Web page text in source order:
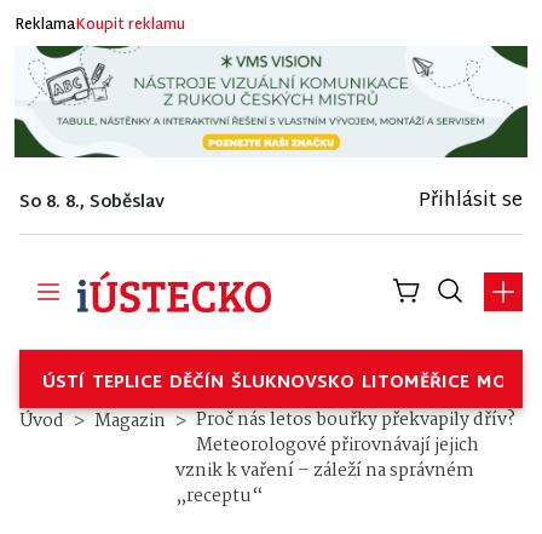
ReklamaKoupit reklamu
So 8. 8., Soběslav Přihlásit se
ÚSTÍ TEPLICE DĚČÍN ŠLUKNOVSKO LITOMĚŘICE
Úvod Magazin
Proč nás letos bouřky překvapily dřív?
Meteorologové přirovnávají jejich
vznik k vaření – záleží na správném
„receptu“